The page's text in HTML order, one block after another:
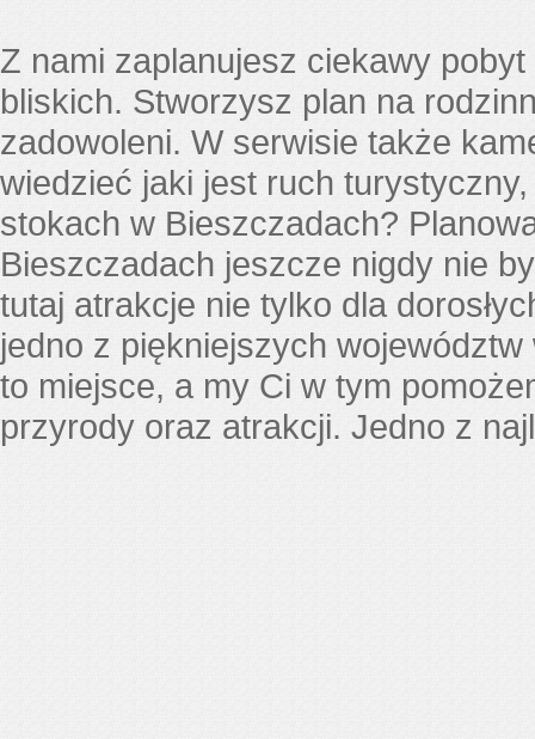
Z nami zaplanujesz ciekawy
bliskich. Stworzysz plan na
zadowoleni. W serwisie także
wiedzieć jaki jest ruch
stokach w Bieszczadach?
Bieszczadach jeszcze nigdy nie
tutaj atrakcje nie tylko dla
jedno z piękniejszych
to miejsce, a my Ci w tym
przyrody oraz atrakcji. Jedno z